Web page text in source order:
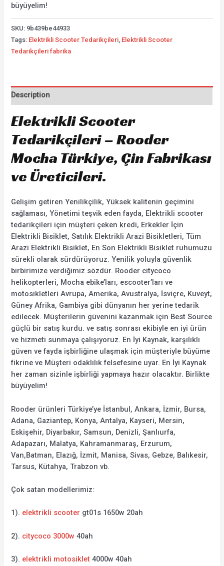
büyüyelim!
SKU: 9b439be44933
Tags: Elektrikli Scooter Tedarikçileri Elektrikli Scooter
Tedarikçileri fabrika
Description
Elektrikli Scooter
Tedarikçileri – Rooder
Mocha Türkiye, Çin Fabrikası
ve Üreticileri.
Gelişim getiren Yenilikçilik, Yüksek kalitenin geçimini
sağlaması, Yönetimi teşvik eden fayda, Elektrikli scooter
tedarikçileri için müşteri çeken kredi, Erkekler İçin
Elektrikli Bisiklet, Satılık Elektrikli Arazi Bisikletleri, Tüm
Arazi Elektrikli Bisiklet, En Son Elektrikli Bisiklet ruhumuzu
sürekli olarak sürdürüyoruz. Yenilik yoluyla güvenlik
birbirimize verdiğimiz sözdür. Rooder citycoco
helikopterleri, Mocha ebike’ları, escooter’ları ve
motosikletleri Avrupa, Amerika, Avustralya, İsviçre, Kuveyt,
Güney Afrika, Gambiya gibi dünyanın her yerine tedarik
edilecek. Müşterilerin güvenini kazanmak için Best Source
güçlü bir satış kurdu. ve satış sonrası ekibiyle en iyi ürün
ve hizmeti sunmaya çalışıyoruz. En İyi Kaynak, karşılıklı
güven ve fayda işbirliğine ulaşmak için müşteriyle büyüme
fikrine ve Müşteri odaklılık felsefesine uyar. En İyi Kaynak
her zaman sizinle işbirliği yapmaya hazır olacaktır. Birlikte
büyüyelim!
Rooder ürünleri Türkiye’ye İstanbul, Ankara, İzmir, Bursa,
Adana, Gaziantep, Konya, Antalya, Kayseri, Mersin,
Eskişehir, Diyarbakır, Samsun, Denizli, Şanlıurfa,
Adapazarı, Malatya, Kahramanmaraş, Erzurum,
Van,Batman, Elazığ, İzmit, Manisa, Sivas, Gebze, Balıkesir,
Tarsus, Kütahya, Trabzon vb.
Çok satan modellerimiz:
1). elektrikli scooter gt01s 1650w 20ah
2). citycoco 3000w 40ah
3). elektrikli motosiklet 4000w 40ah